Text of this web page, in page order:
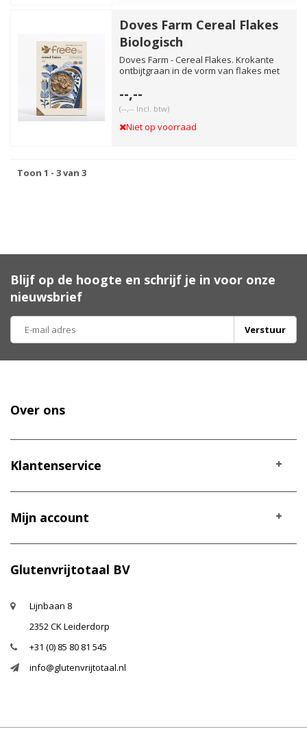
Doves Farm Cereal Flakes
Biologisch
Doves Farm - Cereal Flakes. Krokante
ontbijtgraan in de vorm van flakes met
--,--
(--,-- Incl. btw)
Niet op voorraad
Toon 1 - 3 van 3
Blijf op de hoogte en schrijf je in voor onze
nieuwsbrief
Verstuur
Over ons
Klantenservice
Mijn account
Glutenvrijtotaal BV
Lijnbaan 8
2352 CK Leiderdorp
+31 (0) 85 80 81 545
info@glutenvrijtotaal.nl